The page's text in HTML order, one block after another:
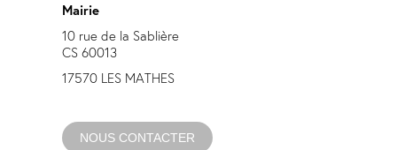
Mairie
10 rue de la Sablière
CS 60013
17570 LES MATHES
NOUS CONTACTER